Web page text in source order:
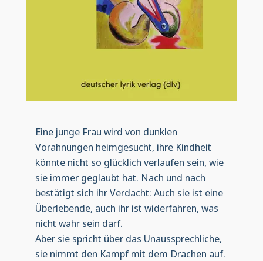
Eine junge Frau wird von dunklen
Vorahnungen heimgesucht, ihre Kindheit
könnte nicht so glücklich verlaufen sein, wie
sie immer geglaubt hat. Nach und nach
bestätigt sich ihr Verdacht: Auch sie ist eine
Überlebende, auch ihr ist widerfahren, was
nicht wahr sein darf.
Aber sie spricht über das Unaussprechliche,
sie nimmt den Kampf mit dem Drachen auf.